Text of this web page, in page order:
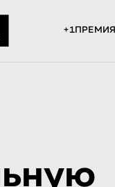
+1ПРЕМИЯ